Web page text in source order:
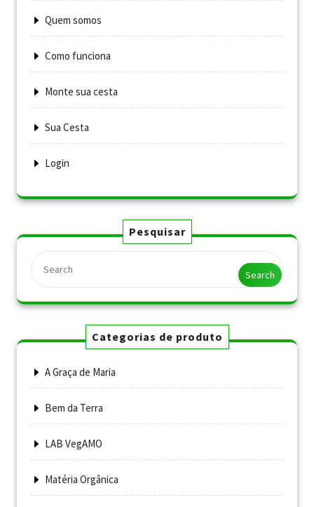
Quem somos
Como funciona
Monte sua cesta
Sua Cesta
Login
Pesquisar
Search
Categorias de produto
A Graça de Maria
Bem da Terra
LAB VegAMO
Matéria Orgânica